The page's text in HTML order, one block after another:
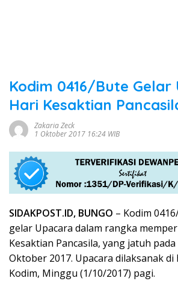
Kodim 0416/Bute Gelar
Hari Kesaktian
Zakaria Zeck
1 Oktober 2017 16:24 WIB
SIDAKPOST.ID, BUNGO – Kodim
gelar Upacara dalam rangka
Kesaktian Pancasila, yang jatuh
Oktober 2017. Upacara dilaksanak
Kodim, Minggu (1/10/2017) pagi.